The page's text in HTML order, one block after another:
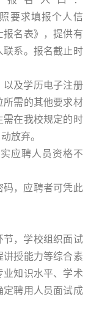
要求填报个人信
报名表》，提供有
联系。报名截止时
以及学历电子注册
所需的其他要求材
需在我校规定的时
放弃。
应聘人员资格不
码，应聘者可凭此
节，学校组织面试
讲授能力等综合素
业知识水平、学术
定聘用人员面试成